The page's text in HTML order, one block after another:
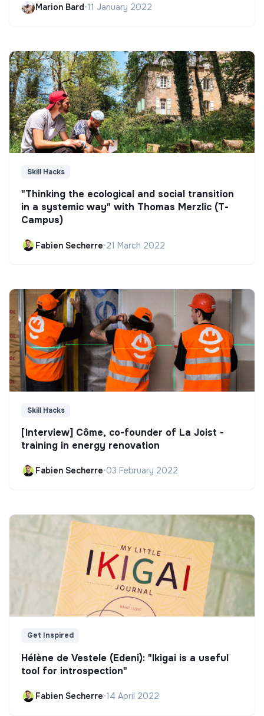
Marion Bard•11 January 2022
Skill Hacks
"Thinking the ecological and social transition
in a systemic way" with Thomas Merzlic (T-
Campus)
Fabien Secherre•21 March 2022
Skill Hacks
[Interview] Côme, co-founder of La Joist -
training in energy renovation
Fabien Secherre•03 February 2022
Get Inspired
Hélène de Vestele (Edeni): "Ikigai is a useful
tool for introspection"
Fabien Secherre•14 April 2022